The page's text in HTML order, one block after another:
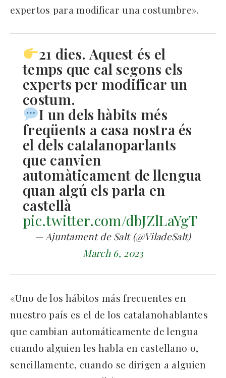
expertos para modificar una costumbre».
21 dies. Aquest és el
temps que cal segons els
experts per modificar un
costum.
I un dels hàbits més
freqüents a casa nostra és
el dels catalanoparlants
que canvien
automàticament de llengua
quan algú els parla en
castellà
pic.twitter.com/dbJZlLaYgT
— Ajuntament de Salt (@ViladeSalt)
March 6, 2023
«Uno de los hábitos más frecuentes en
nuestro país es el de los catalanohablantes
que cambian automáticamente de lengua
cuando alguien les habla en castellano o,
sencillamente, cuando se dirigen a alguien